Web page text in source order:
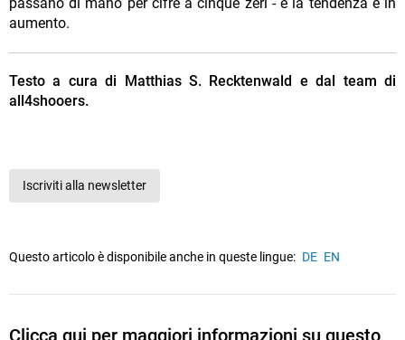
aumento.
Testo a cura di Matthias S. Recktenwald e dal team di
all4shooers.
Iscriviti alla newsletter
Questo articolo è disponibile anche in queste lingue: DE EN
Clicca qui per maggiori informazioni su questo